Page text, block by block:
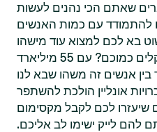
להתמודד עם כמות האנשים
בא לכם למצוא עוד מישהו
שאכפת לו משינוי האקלים כמוכם? עם 55 מיליארד
אנשים זה משהו שבא לנו
אונליין הולכת להשתפר
שיעזרו לכם לקבל מקסימום
להם לייק ישימו לב אליכם.